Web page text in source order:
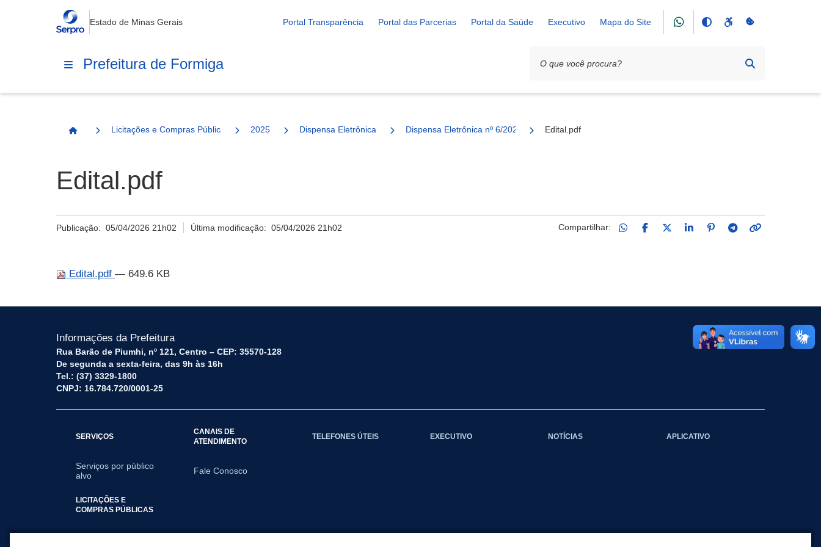
Estado de Minas Gerais Portal Transparência Portal das Parcerias Portal da Saúde Executivo Mapa do Site
Prefeitura de Formiga
Página Inicial
Licitações e Compras Públicas 2025 Dispensa Eletrônica Dispensa Eletrônica nº 6/2025 Edital.pdf
Edital.pdf
Publicação: 05/04/2026 21h02 Última modificação:05/04/2026 21h02 Compartilhar:
Edital.pdf — 649.6 KB
Informações da Prefeitura
Rua Barão de Piumhi, nº 121, Centro – CEP: 35570-128
De segunda a sexta-feira, das 9h às 16h
Tel.: (37) 3329-1800
CNPJ: 16.784.720/0001-25
SERVIÇOS
Serviços por público
alvo
CANAIS DE
ATENDIMENTO
Fale Conosco
TELEFONES ÚTEIS EXECUTIVO NOTÍCIAS APLICATIVO
LICITAÇÕES E
COMPRAS PÚBLICAS